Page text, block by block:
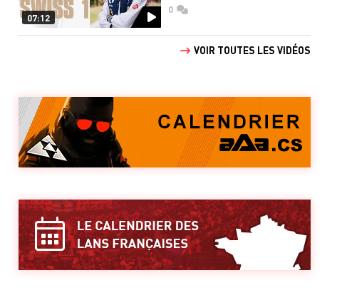
07:12
0commentaires
VOIR TOUTES LES VIDÉOS